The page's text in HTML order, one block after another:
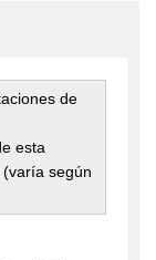
de
esta
según